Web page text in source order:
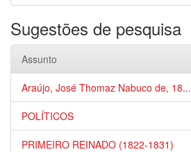
Sugestões de pesquisa
Assunto
Araújo, José Thomaz Nabuco de, 18...
POLÍTICOS
PRIMEIRO REINADO (1822-1831)